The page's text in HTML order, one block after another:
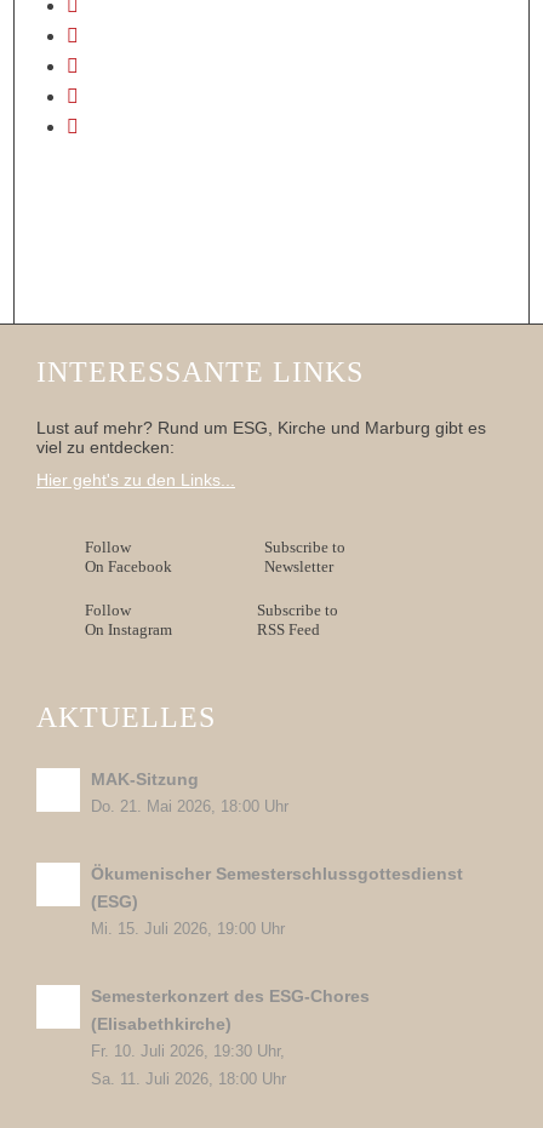
INTERESSANTE LINKS
Lust auf mehr? Rund um ESG, Kirche und Marburg gibt es
viel zu entdecken:
Hier geht's zu den Links...
Follow
On Facebook
Subscribe to
Newsletter
Follow
On Instagram
Subscribe to
RSS Feed
AKTUELLES
MAK-Sitzung
Do. 21. Mai 2026, 18:00 Uhr
Ökumenischer Semesterschlussgottesdienst
(ESG)
Mi. 15. Juli 2026, 19:00 Uhr
Semesterkonzert des ESG-Chores
(Elisabethkirche)
Fr. 10. Juli 2026, 19:30 Uhr,
Sa. 11. Juli 2026, 18:00 Uhr